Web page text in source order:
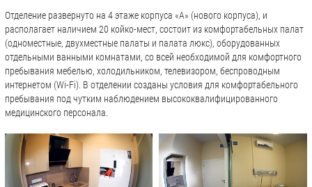
Отделение развернуто на 4 этаже корпуса «А» (нового корпуса), и
располагает наличием 20 койко-мест, состоит из комфортабельных палат
(одноместные, двухместные палаты и палата люкс), оборудованных
отдельными ванными комнатами, со всей необходимой для комфортного
пребывания мебелью, холодильником, телевизором, беспроводным
интернетом (Wi-Fi). В отделении созданы условия для комфортабельного
пребывания под чутким наблюдением высококвалифицированного
медицинского персонала.